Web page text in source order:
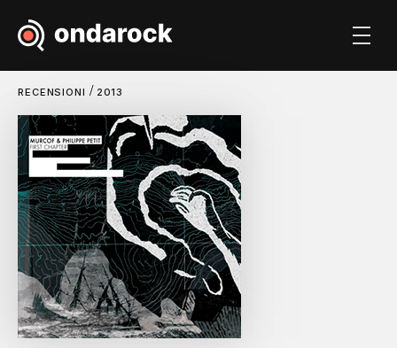
RECENSIONI / 2013